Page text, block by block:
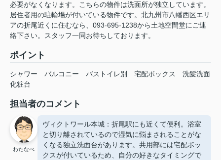
必要がなくなります。こちらの物件は洗面所が独立しています。
居住者用の駐輪場が付いている物件です。北九州市八幡西区エリ
アの折尾近くに住むなら、093-695-1238から土地空間堂にご連
絡下さい。スタッフ一同お待ちしております。
ポイント
シャワー バルコニー バストイレ別 宅配ボックス
洗髪洗面
化粧台
担当者のコメント
わたなべ
ヴィクトワール本城：折尾駅にも近くて便利。浴室
と切り離されているので湿気に悩まされることがな
くなる独立洗面台があります。共用部には宅配ボッ
クスが付いているため、自分の好きなタイミングで